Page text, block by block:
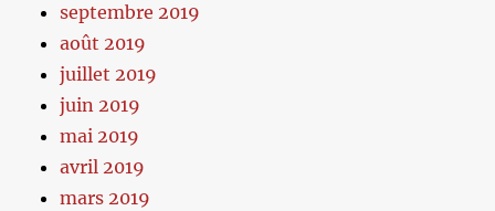
septembre 2019
août 2019
juillet 2019
juin 2019
mai 2019
avril 2019
mars 2019